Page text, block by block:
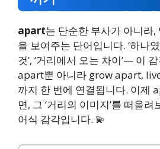
apart는 단순한 부사가 아니라,
을 보여주는 단어입니다. ‘하나
것’, ‘거리에서 오는 차이’— 이
apart뿐 아니라 grow apart,
까지 한 번에 연결됩니다. 이제
면, 그 ‘거리의 이미지’를 떠올
어식 감각입니다. 💫